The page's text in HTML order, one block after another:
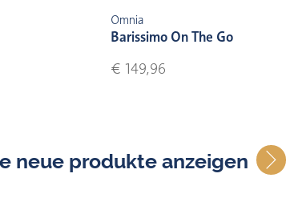
Omnia
Barissimo On The Go
€ 149,96
neue produkte anzeigen